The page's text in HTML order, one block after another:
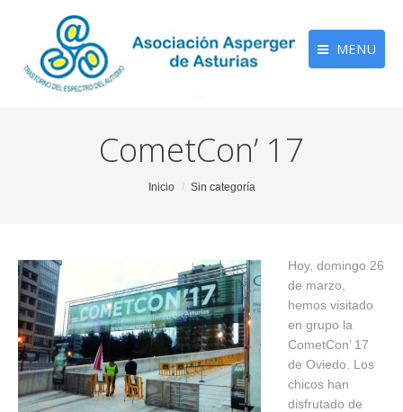
MENU
CometCon’ 17
Inicio Sin categoría
Hoy, domingo 26
de marzo,
hemos visitado
en grupo la
CometCon’ 17
de Oviedo. Los
chicos han
disfrutado de